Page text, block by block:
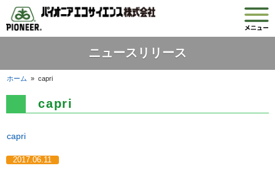
ニュースリリース
ホーム »capri
capri
capri
2017.06.11